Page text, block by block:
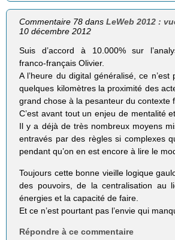
Commentaire 78 dansLeWeb 2012 :
10 décembre 2012
Suis d’accord à 10.000% sur
franco-français Olivier.
A l’heure du digital généralisé, ce
quelques kilomètres la proximité des
grand chose à la pesanteur du contexte
C’est avant tout un enjeu de mentalité
Il y a déjà de très nombreux moyens
entravés par des règles si complexes
pendant qu’on en est encore à lire le
Toujours cette bonne vieille logique
des pouvoirs, de la centralisation au
énergies et la capacité de faire.
Et ce n’est pourtant pas l’envie qui
Répondre à ce commentaire